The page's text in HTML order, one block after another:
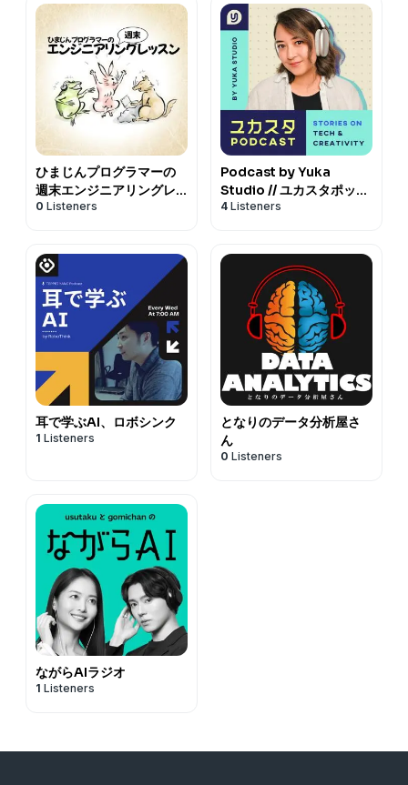
ひまじんプログラマーの
週末エンジニアリングレ
ッスン
0 Listeners
Podcast by Yuka
Studio // ユカスタポッド
キャスト
4 Listeners
耳で学ぶAI、ロボシンク
1 Listeners
となりのデータ分析屋さ
ん
0 Listeners
ながらAIラジオ
1 Listeners